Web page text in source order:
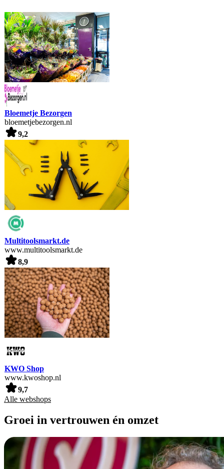
Bloemetje Bezorgen
bloemetjebezorgen.nl
9,2
Multitoolsmarkt.de
www.multitoolsmarkt.de
8,9
KWO Shop
www.kwoshop.nl
9,7
Alle webshops
Groei in vertrouwen én omzet